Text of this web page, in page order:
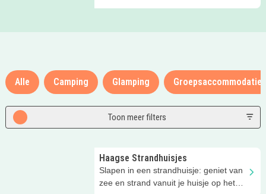
Oosterschelde op loopafstand!
Alle Camping Glamping Groepsaccommodatie
Toon meer filters
Haagse Strandhuisjes
Slapen in een strandhuisje: geniet van
zee en strand vanuit je huisje op het